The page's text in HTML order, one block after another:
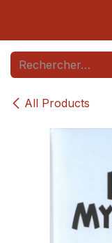
All Products